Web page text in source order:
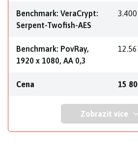
Benchmark: VeraCrypt:
Serpent-Twofish-AES
Benchmark: PovRay,
1920 x 1080, AA 0,3
Cena 15
Zobrazit více